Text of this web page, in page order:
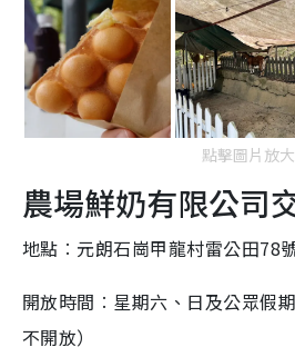
點擊圖片放大
農場鮮奶有限公司
地點︰元朗石崗甲龍村雷公田78
開放時間︰星期六、日及公眾假
不開放）